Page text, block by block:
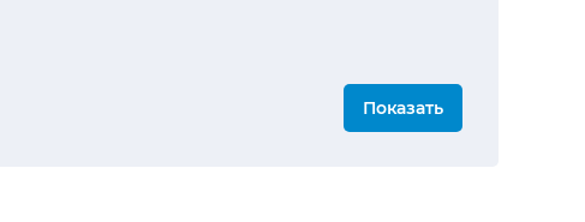
Показать